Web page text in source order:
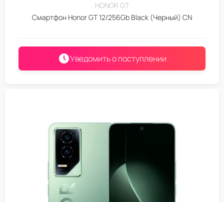
HONOR GT
Смартфон Honor GT 12/256Gb Black (Черный) CN
Уведомить о поступлении